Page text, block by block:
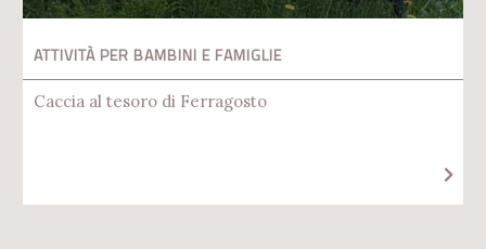
ATTIVITÀ PER BAMBINI E FAMIGLIE
Caccia al tesoro di Ferragosto